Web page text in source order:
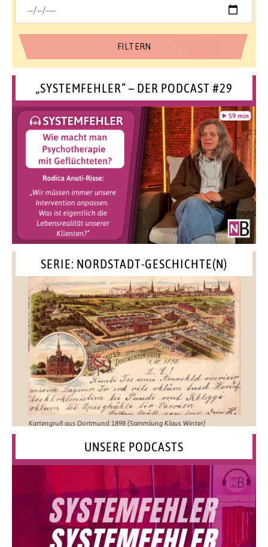
„SYSTEMFEHLER“ – DER PODCAST #29
SERIE: NORDSTADT-GESCHICHTE(N)
Kartengruß aus Dortmund 1898 (Sammlung Klaus Winter)
UNSERE PODCASTS